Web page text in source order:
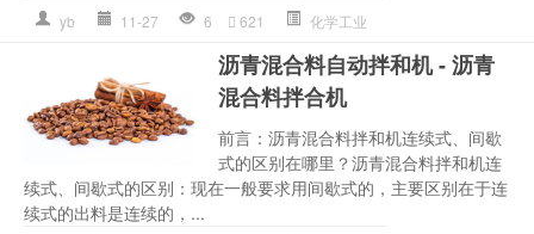
yb 11-27 6 621 化学工业
沥青混合料自动拌和机 - 沥青
混合料拌合机
前言：沥青混合料拌和机连续式、间歇
式的区别在哪里？沥青混合料拌和机连
续式、间歇式的区别：现在一般要求用间歇式的，主要区别在于连
续式的出料是连续的，...